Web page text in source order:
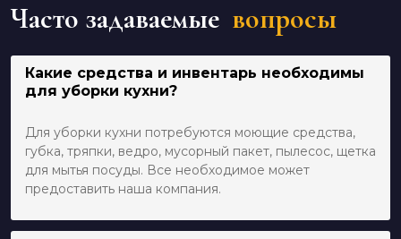
Часто задаваемые вопросы
Какие средства и инвентарь необходимы
для уборки кухни?
Для уборки кухни потребуются моющие средства,
губка, тряпки, ведро, мусорный пакет, пылесос, щетка
для мытья посуды. Все необходимое может
предоставить наша компания.